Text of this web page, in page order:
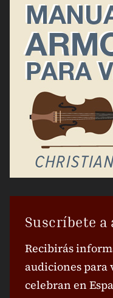
Suscríbete a
Recibirás
audiciones para
celebran en